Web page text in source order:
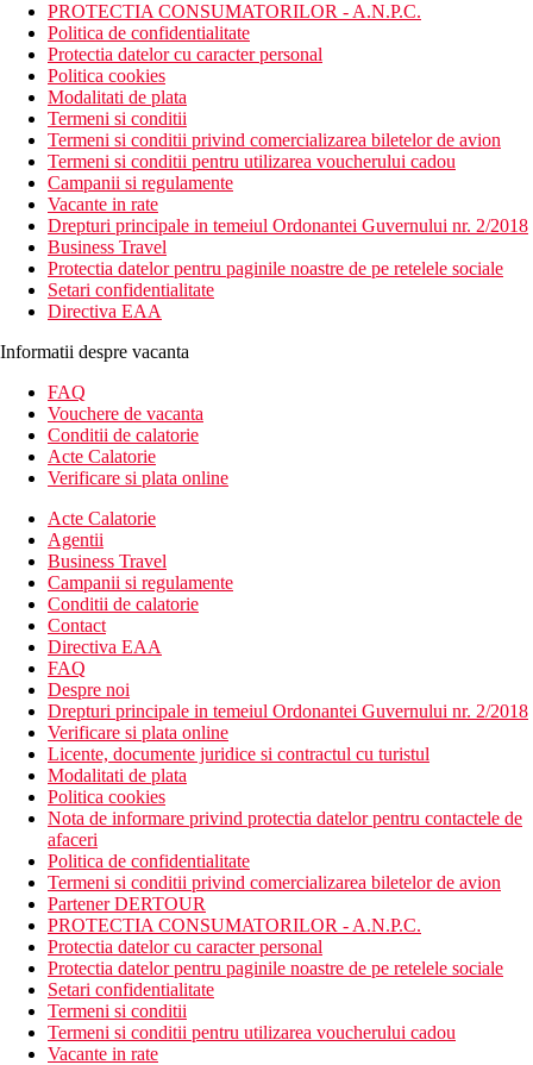
PROTECTIA CONSUMATORILOR - A.N.P.C.
Politica de confidentialitate
Protectia datelor cu caracter personal
Politica cookies
Modalitati de plata
Termeni si conditii
Termeni si conditii privind comercializarea biletelor de avion
Termeni si conditii pentru utilizarea voucherului cadou
Campanii si regulamente
Vacante in rate
Drepturi principale in temeiul Ordonantei Guvernului nr. 2/2018
Business Travel
Protectia datelor pentru paginile noastre de pe retelele sociale
Setari confidentialitate
Directiva EAA
Informatii despre vacanta
FAQ
Vouchere de vacanta
Conditii de calatorie
Acte Calatorie
Verificare si plata online
Acte Calatorie
Agentii
Business Travel
Campanii si regulamente
Conditii de calatorie
Contact
Directiva EAA
FAQ
Despre noi
Drepturi principale in temeiul Ordonantei Guvernului nr. 2/2018
Verificare si plata online
Licente, documente juridice si contractul cu turistul
Modalitati de plata
Politica cookies
Nota de informare privind protectia datelor pentru contactele de
afaceri
Politica de confidentialitate
Termeni si conditii privind comercializarea biletelor de avion
Partener DERTOUR
PROTECTIA CONSUMATORILOR - A.N.P.C.
Protectia datelor cu caracter personal
Protectia datelor pentru paginile noastre de pe retelele sociale
Setari confidentialitate
Termeni si conditii
Termeni si conditii pentru utilizarea voucherului cadou
Vacante in rate